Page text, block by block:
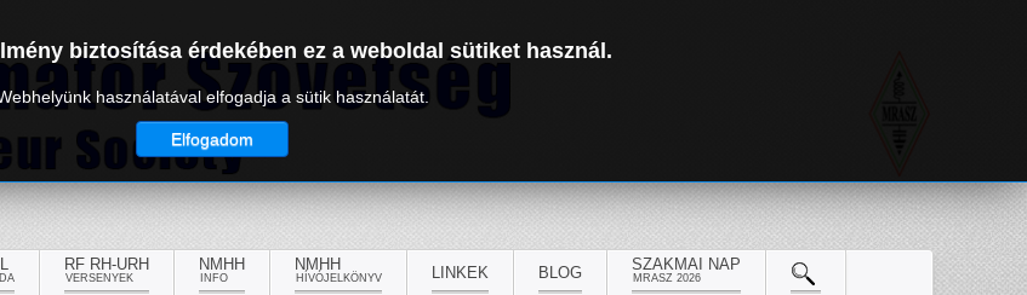
RF RH-URH
VERSENYEK
NMHH
INFO
NMHH
HÍVÓJELKÖNYV LINKEK BLOG SZAKMAI NAP
MRASZ 2026
biztosítása érdekében ez a weboldal sütiket használ.
használatával elfogadja a sütik használatát.
Elfogadom